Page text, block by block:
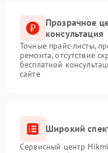
Прозрачное
консультация
Точные прайс-листы,
ремонта, отсутствие
бесплатной
сайте
Широкий
Сервисный центр